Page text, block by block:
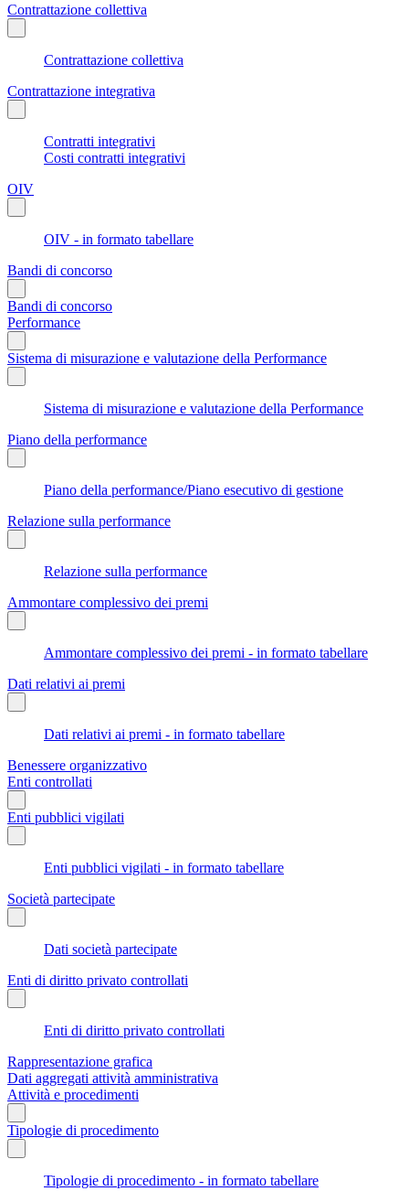
Contrattazione collettiva
Contrattazione collettiva
Contrattazione integrativa
Contratti integrativi
Costi contratti integrativi
OIV
OIV - in formato tabellare
Bandi di concorso
Bandi di concorso
Performance
Sistema di misurazione e valutazione della Performance
Sistema di misurazione e valutazione della Performance
Piano della performance
Piano della performance/Piano esecutivo di gestione
Relazione sulla performance
Relazione sulla performance
Ammontare complessivo dei premi
Ammontare complessivo dei premi - in formato tabellare
Dati relativi ai premi
Dati relativi ai premi - in formato tabellare
Benessere organizzativo
Enti controllati
Enti pubblici vigilati
Enti pubblici vigilati - in formato tabellare
Società partecipate
Dati società partecipate
Enti di diritto privato controllati
Enti di diritto privato controllati
Rappresentazione grafica
Dati aggregati attività amministrativa
Attività e procedimenti
Tipologie di procedimento
Tipologie di procedimento - in formato tabellare